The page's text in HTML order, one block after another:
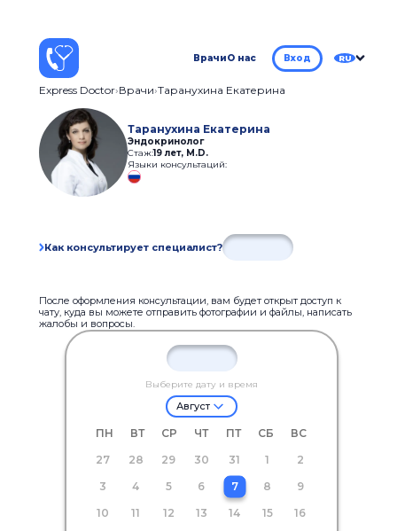
ВрачиО нас Вход RU
Express Doctor Врачи Таранухина Екатерина
Таранухина Екатерина
Эндокринолог
Стаж:19 лет, M.D.
Языки консультаций:
Как консультирует специалист?
После оформления консультации, вам будет открыт доступ к
чату, куда вы можете отправить фотографии и файлы, написать
жалобы и вопросы.
Выберите дату и время
Август
ПН ВТ СР ЧТ ПТ СБ
ВС
27
28 29 30 31 1
2
3
4 5 6 7 8
9
10
11 12 13 14 15
16